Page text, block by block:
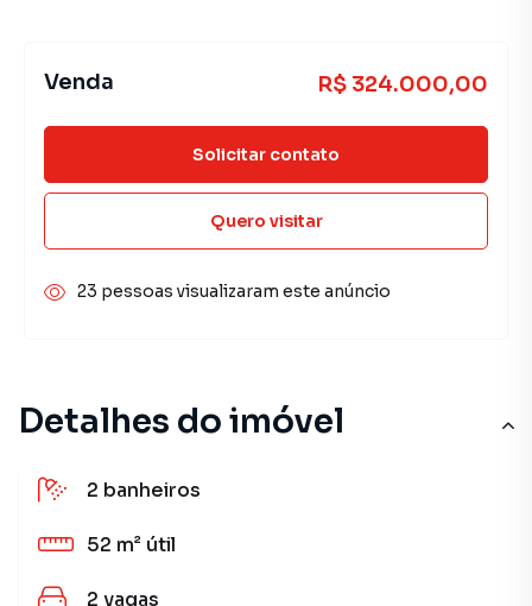
Detalhes do imóvel
2 banheiros
52 m² útil
2 vagas
Venda R$ 324.000,00
Solicitar contato
Quero visitar
23 pessoas visualizaram este anúncio